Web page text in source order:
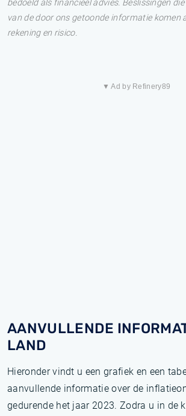
bedoeld als financieel advies. Beslissingen
van de door ons getoonde informatie komen
rekening en risico.
▼ Ad by Refinery89
AANVULLENDE
LAND
Hieronder vindt u een grafiek en een
aanvullende informatie over de
gedurende het jaar 2023. Zodra u in de